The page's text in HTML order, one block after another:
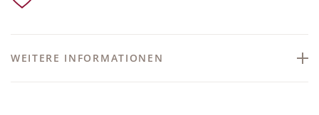
WEITERE INFORMATIONEN